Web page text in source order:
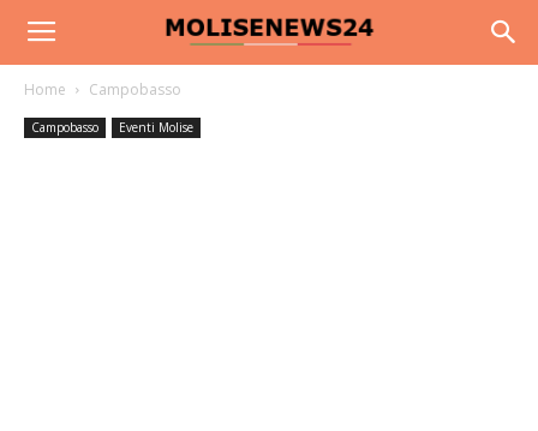
Home Campobasso
Campobasso Eventi Molise